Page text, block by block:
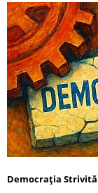
Democrația